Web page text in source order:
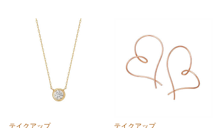
テイクアップ テイクアップ